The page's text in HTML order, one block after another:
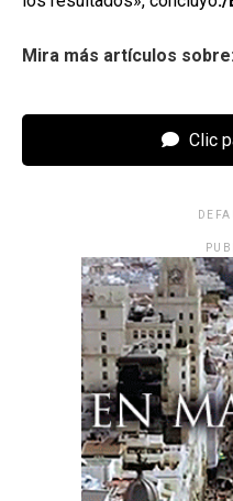
Mira más artículos
Clic